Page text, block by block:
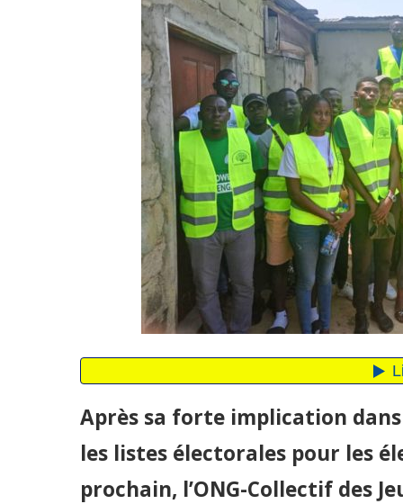
Après sa forte implication
les listes électorales pour les
prochain, l’ONG-Collectif des